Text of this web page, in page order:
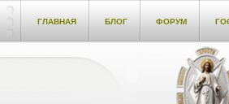
ГЛАВНАЯ БЛОГ ФОРУМ